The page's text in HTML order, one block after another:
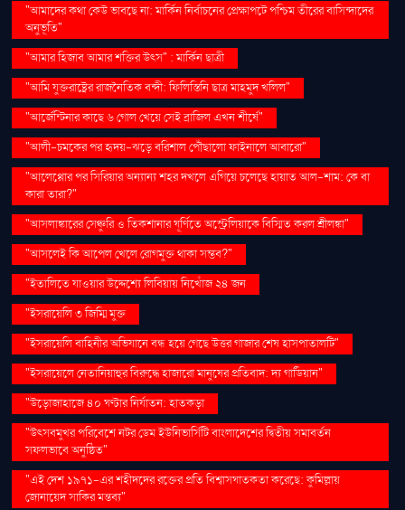
"আমাদের কথা কেউ ভাবছে না: মার্কিন নির্বাচনের প্রেক্ষাপটে পশ্চিম তীরের বাসিন্দাদের
অনুভূতি"
"আমার হিজাব আমার শক্তির উৎস" : মার্কিন ছাত্রী
"আমি যুক্তরাষ্ট্রের রাজনৈতিক বন্দী: ফিলিস্তিনি ছাত্র মাহমুদ খলিল"
"আর্জেন্টিনার কাছে ৬ গোল খেয়ে সেই ব্রাজিল এখন শীর্ষে"
"আলী-চমকের পর হৃদয়-ঝড়ে বরিশাল পৌঁছালো ফাইনালে আবারো"
"আলেপ্পোর পর সিরিয়ার অন্যান্য শহর দখলে এগিয়ে চলেছে হায়াত আল-শাম: কে বা
কারা তারা?"
"আসলাঙ্কারের সেঞ্চুরি ও তিকশানার ঘূর্ণিতে অস্ট্রেলিয়াকে বিস্মিত করল শ্রীলঙ্কা"
"আসলেই কি আপেল খেলে রোগমুক্ত থাকা সম্ভব?"
"ইতালিতে যাওয়ার উদ্দেশ্যে লিবিয়ায় নিখোঁজ ২৪ জন
"ইসরায়েলি ৩ জিম্মি মুক্ত
"ইসরায়েলি বাহিনীর অভিযানে বন্ধ হয়ে গেছে উত্তর গাজার শেষ হাসপাতালটি"
"ইসরায়েলে নেতানিয়াহুর বিরুদ্ধে হাজারো মানুষের প্রতিবাদ: দ্য গার্ডিয়ান"
"উড়োজাহাজে ৪০ ঘণ্টার নির্যাতন: হাতকড়া
"উৎসবমুখর পরিবেশে নটর ডেম ইউনিভার্সিটি বাংলাদেশের দ্বিতীয় সমাবর্তন
সফলভাবে অনুষ্ঠিত"
"এই দেশ ১৯৭১-এর শহীদদের রক্তের প্রতি বিশ্বাসঘাতকতা করেছে: কুমিল্লায়
জোনায়েদ সাকির মন্তব্য"